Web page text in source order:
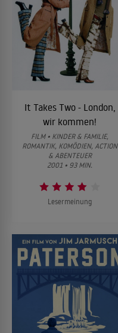
It Takes Two - London,
wir kommen!
FILM • KINDER & FAMILIE,
ROMANTIK, KOMÖDIEN, ACTION
& ABENTEUER
2001 • 93 MIN.
Lesermeinung